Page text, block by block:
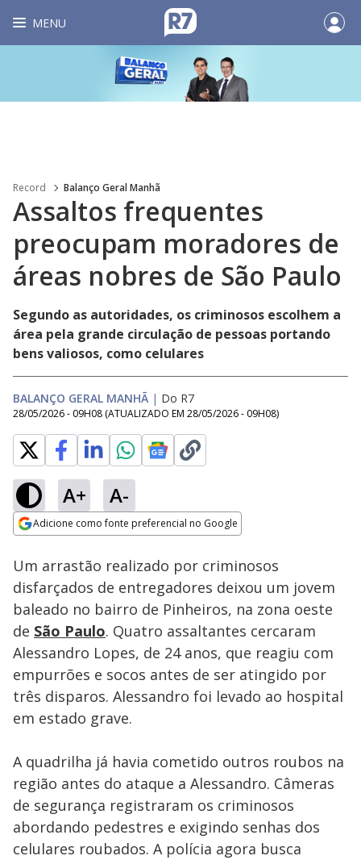
MENU
Record Balanço Geral Manhã
Assaltos frequentes
preocupam moradores de
áreas nobres de São Paulo
Segundo as autoridades, os criminosos escolhem a
área pela grande circulação de pessoas portando
bens valiosos, como celulares
BALANÇO GERAL MANHÃ | Do R7
28/05/2026 - 09H08 (ATUALIZADO EM 28/05/2026 - 09H08)
A+ A-
Adicione como fonte preferencial no Google
Ativar
Loaded
21.99%
Um arrastão realizado por criminosos
disfarçados de entregadores deixou um jovem
baleado no bairro de Pinheiros, na zona oeste
de São Paulo. Quatro assaltantes cercaram
Alessandro Lopes, de 24 anos, que reagiu com
empurrões e socos antes de ser atingido por
três disparos. Alessandro foi levado ao hospital
em estado grave.
A quadrilha já havia cometido outros roubos na
região antes do ataque a Alessandro. Câmeras
de segurança registraram os criminosos
abordando pedestres e exigindo senhas dos
celulares roubados. A polícia agora busca